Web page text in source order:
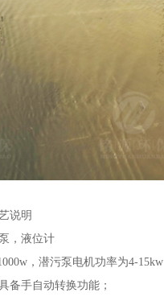
说明
，液位计
，潜污泵电机功率为4-15kw
备手自动转换功能；